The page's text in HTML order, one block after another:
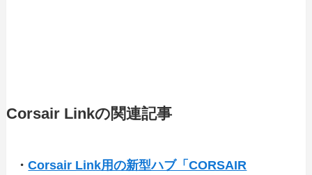
Corsair Linkの関連記事
・Corsair Link用の新型ハブ「CORSAIR